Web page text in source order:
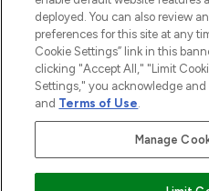
Pay Securely With
deployed. You can also review
preferences for this site at any
Cookie Settings” link in this
clicking "Accept All," "Limit
Settings," you acknowledge
and Terms of Use.
Manage